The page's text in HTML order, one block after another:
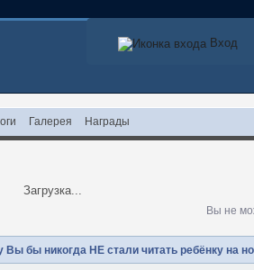
Вход
Галерея Награды
Загрузка...
Вы не
Вы бы никогда НЕ стали читать ребёнку на